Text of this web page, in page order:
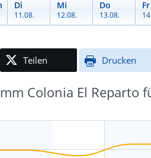
Di
11.08.
Mi
12.08.
Do
13.08.
Fr
Teilen Drucken
Colonia El Reparto